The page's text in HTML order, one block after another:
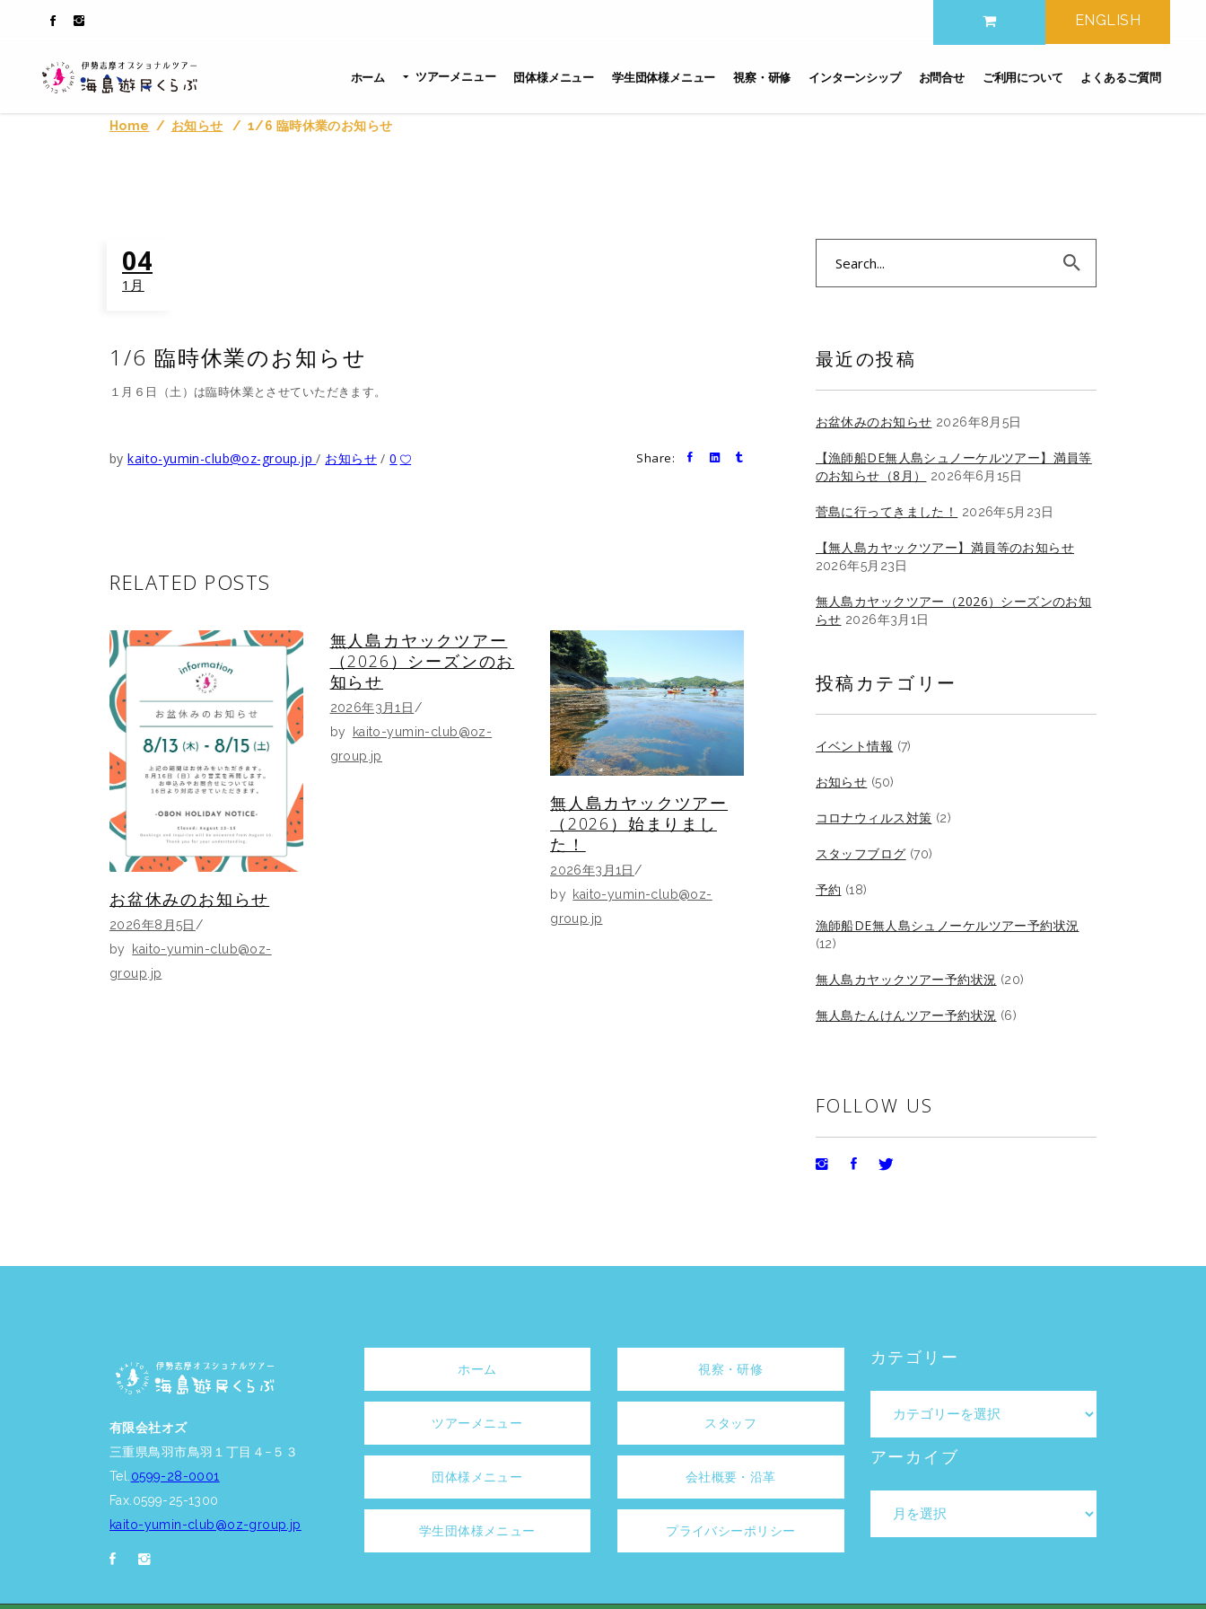
ENGLISH
ホーム ツアーメニュー 団体様メニュー 学生団体様メニュー 視察・研修 インターンシップ お問合せ ご利用について よくあるご質問
Home / お知らせ /1/6 臨時休業のお知らせ
04
1月
1/6 臨時休業のお知らせ
１月６日（土）は臨時休業とさせていただきます。
bykaito-yumin-club@oz-group.jp お知らせ 0 Share:
RELATED POSTS
お盆休みのお知らせ
2026年8月5日
by
kaito-yumin-club@oz-
group.jp
無人島カヤックツアー
（2026）シーズンのお
知らせ
2026年3月1日
by
kaito-yumin-club@oz-
group.jp
無人島カヤックツアー
（2026）始まりまし
た！
2026年3月1日
by
kaito-yumin-club@oz-
group.jp
最近の投稿
お盆休みのお知らせ 2026年8月5日
【漁師船DE無人島シュノーケルツアー】満員等
のお知らせ（8月）
2026年6月15日
菅島に行ってきました！ 2026年5月23日
【無人島カヤックツアー】満員等のお知らせ
2026年5月23日
無人島カヤックツアー（2026）シーズンのお知
らせ 2026年3月1日
投稿カテゴリー
イベント情報 (7)
お知らせ (50)
コロナウィルス対策 (2)
スタッフブログ (70)
予約 (18)
漁師船DE無人島シュノーケルツアー予約状況
(12)
無人島カヤックツアー予約状況 (20)
無人島たんけんツアー予約状況 (6)
FOLLOW US
有限会社オズ
三重県鳥羽市鳥羽１丁目４−５３
Tel. 0599-28-0001
Fax.0599-25-1300
kaito-yumin-club@oz-group.jp
ホーム
ツアーメニュー
団体様メニュー
学生団体様メニュー
視察・研修
スタッフ
会社概要・沿革
プライバシーポリシー
カテゴリー
ー
アーカイブ